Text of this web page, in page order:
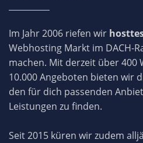
eine ideale Wahl für
kannst auf unserer
Bewertung für
Erfahrungen anderer
durchlesen.
Im Jahr 2006 riefen wir
Webhosting Markt im DACH-
machen. Mit derzeit über
10.000 Angeboten bieten wir
den für dich passenden
Leistungen zu finden.
Seit 2015 küren wir zudem